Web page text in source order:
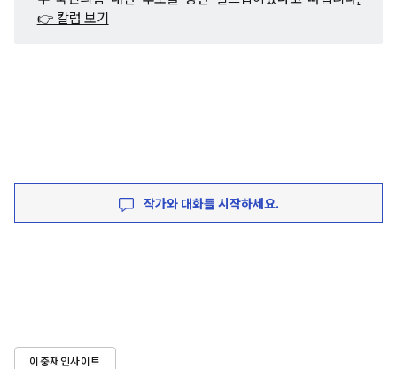
👉 칼럼 보기
작가와 대화를 시작하세요.
이충재인사이트